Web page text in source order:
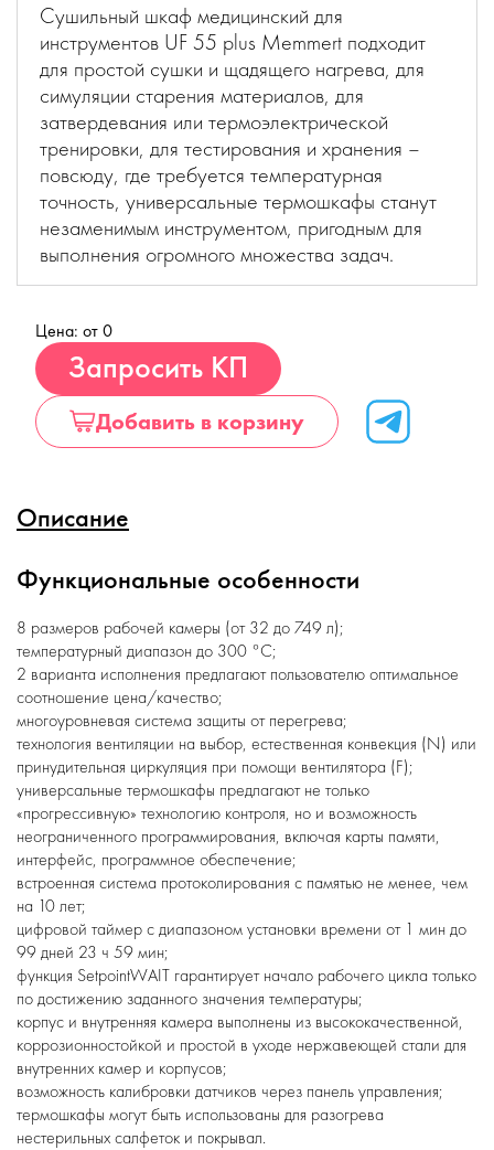
Сушильный шкаф медицинский для
инструментов UF 55 plus Memmert подходит
для простой сушки и щадящего нагрева, для
симуляции старения материалов, для
затвердевания или термоэлектрической
тренировки, для тестирования и хранения –
повсюду, где требуется температурная
точность, универсальные термошкафы станут
незаменимым инструментом, пригодным для
выполнения огромного множества задач.
Цена: от 0
Запросить КП
Добавить в корзину
Описание
Функциональные особенности
8 размеров рабочей камеры (от 32 до 749 л);
температурный диапазон до 300 °С;
2 варианта исполнения предлагают пользователю оптимальное
соотношение цена/качество;
многоуровневая система защиты от перегрева;
технология вентиляции на выбор, естественная конвекция (N) или
принудительная циркуляция при помощи вентилятора (F);
универсальные термошкафы предлагают не только
«прогрессивную» технологию контроля, но и возможность
неограниченного программирования, включая карты памяти,
интерфейс, программное обеспечение;
встроенная система протоколирования с памятью не менее, чем
на 10 лет;
цифровой таймер с диапазоном установки времени от 1 мин до
99 дней 23 ч 59 мин;
функция SetpointWAIT гарантирует начало рабочего цикла только
по достижению заданного значения температуры;
корпус и внутренняя камера выполнены из высококачественной,
коррозионностойкой и простой в уходе нержавеющей стали для
внутренних камер и корпусов;
возможность калибровки датчиков через панель управления;
термошкафы могут быть использованы для разогрева
нестерильных салфеток и покрывал.